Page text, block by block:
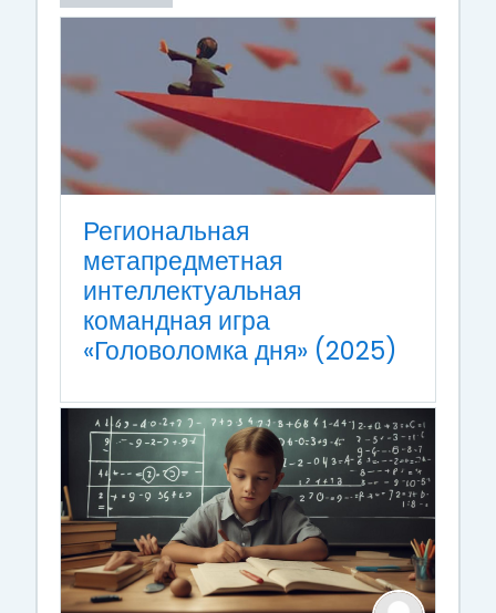
Региональная
метапредметная
интеллектуальная
командная игра
«Головоломка дня» (2025)